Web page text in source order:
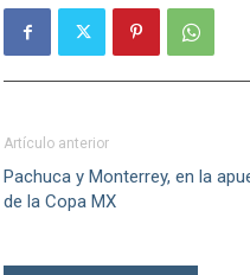
Artículo anterior
Pachuca y Monterrey, en la
de la Copa MX